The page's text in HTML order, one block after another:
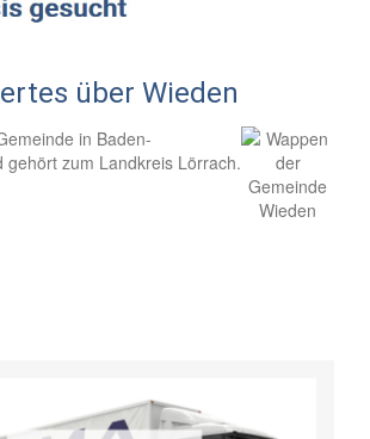
über Wieden
in Baden-
gehört zum Landkreis Lörrach.